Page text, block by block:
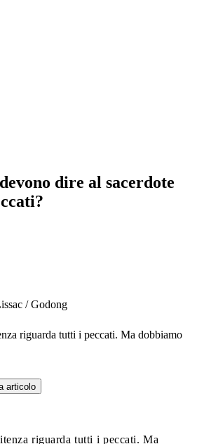
dire al sacerdote
/ Godong
riguarda tutti i peccati. Ma dobbiamo
articolo
riguarda tutti i peccati. Ma